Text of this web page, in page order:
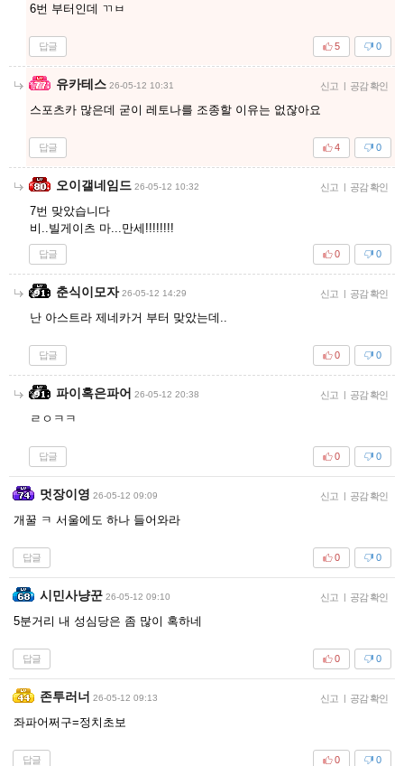
6번 부터인데 ㄲㅂ
답글 0
5
유카테스 26-05-12 10:31 신고 | 공감 확인
스포츠카 많은데 굳이 레토나를 조종할 이유는 없잖아요
답글 0
4
오이갤네임드 26-05-12 10:32 신고 | 공감 확인
7번 맞았습니다
비..빌게이츠 마...만세!!!!!!!!
답글 0
0
춘식이모자 26-05-12 14:29 신고 | 공감 확인
난 아스트라 제네카거 부터 맞았는데..
답글 0
0
파이혹은파어 26-05-12 20:38 신고 | 공감 확인
ㄹㅇㅋㅋ
답글 0
0
멋장이영 26-05-12 09:09 신고 | 공감 확인
개꿀 ㅋ 서울에도 하나 들어와라
답글 0
0
시민사냥꾼 26-05-12 09:10 신고 | 공감 확인
5분거리 내 성심당은 좀 많이 혹하네
답글 0
0
존투러너 26-05-12 09:13 신고 | 공감 확인
좌파어쩌구=정치초보
답글 0
0